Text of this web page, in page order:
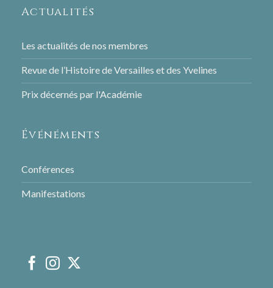
Actualités
Les actualités de nos membres
Revue de l’Histoire de Versailles et des Yvelines
Prix décernés par l'Académie
Événéments
Conférences
Manifestations